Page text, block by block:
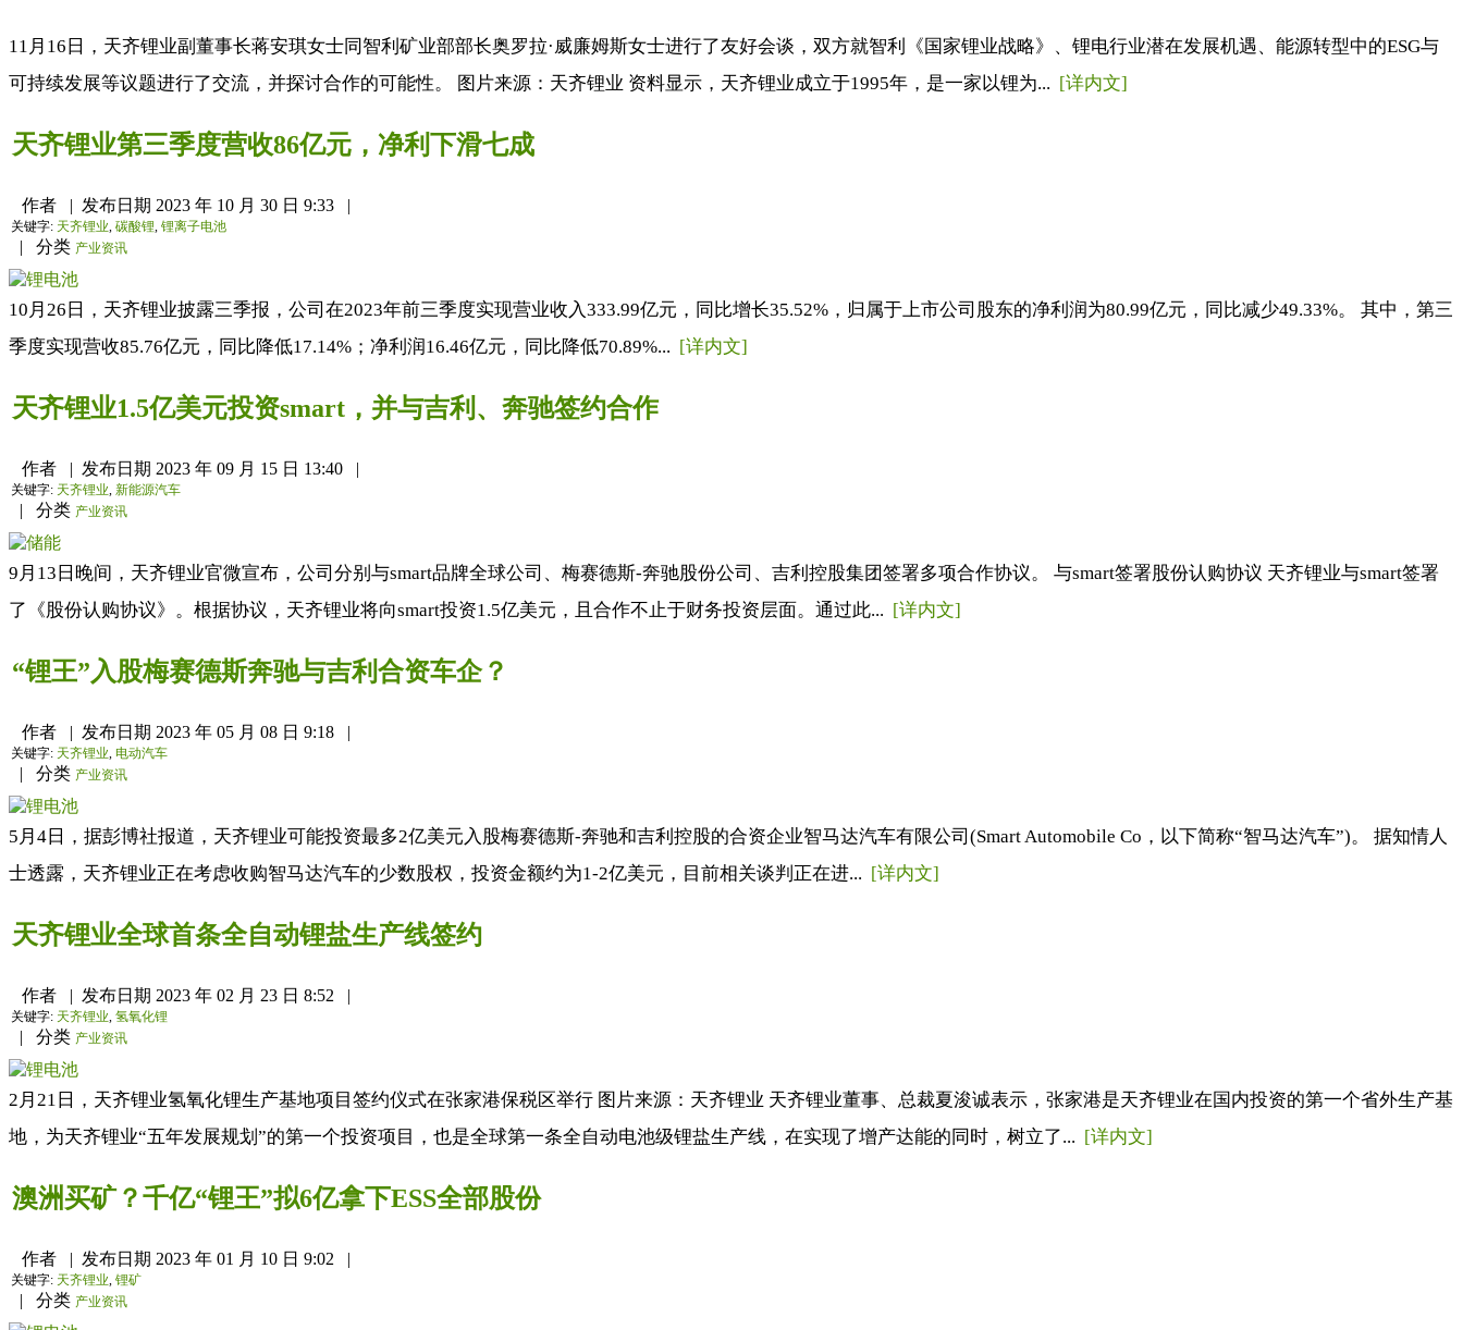
11月16日，天齐锂业副董事长蒋安琪女士同智利矿业部部长奥罗拉·威廉姆斯女士进行了友好会谈，双方就智利《国家锂业战略》、锂电行业潜在发展机遇、能源转型中的ESG与
可持续发展等议题进行了交流，并探讨合作的可能性。 图片来源：天齐锂业 资料显示，天齐锂业成立于1995年，是一家以锂为... [详内文]
天齐锂业第三季度营收86亿元，净利下滑七成
作者 | 发布日期 2023 年 10 月 30 日 9:33 |
关键字: 天齐锂业, 碳酸锂, 锂离子电池
| 分类 产业资讯
10月26日，天齐锂业披露三季报，公司在2023年前三季度实现营业收入333.99亿元，同比增长35.52%，归属于上市公司股东的净利润为80.99亿元，同比减少49.33%。 其中，第三
季度实现营收85.76亿元，同比降低17.14%；净利润16.46亿元，同比降低70.89%... [详内文]
天齐锂业1.5亿美元投资smart，并与吉利、奔驰签约合作
作者 | 发布日期 2023 年 09 月 15 日 13:40 |
关键字: 天齐锂业, 新能源汽车
| 分类 产业资讯
9月13日晚间，天齐锂业官微宣布，公司分别与smart品牌全球公司、梅赛德斯-奔驰股份公司、吉利控股集团签署多项合作协议。 与smart签署股份认购协议 天齐锂业与smart签署
了《股份认购协议》。根据协议，天齐锂业将向smart投资1.5亿美元，且合作不止于财务投资层面。通过此... [详内文]
“锂王”入股梅赛德斯奔驰与吉利合资车企？
作者 | 发布日期 2023 年 05 月 08 日 9:18 |
关键字: 天齐锂业, 电动汽车
| 分类 产业资讯
5月4日，据彭博社报道，天齐锂业可能投资最多2亿美元入股梅赛德斯-奔驰和吉利控股的合资企业智马达汽车有限公司(Smart Automobile Co，以下简称“智马达汽车”)。 据知情人
士透露，天齐锂业正在考虑收购智马达汽车的少数股权，投资金额约为1-2亿美元，目前相关谈判正在进... [详内文]
天齐锂业全球首条全自动锂盐生产线签约
作者 | 发布日期 2023 年 02 月 23 日 8:52 |
关键字: 天齐锂业, 氢氧化锂
| 分类 产业资讯
2月21日，天齐锂业氢氧化锂生产基地项目签约仪式在张家港保税区举行 图片来源：天齐锂业 天齐锂业董事、总裁夏浚诚表示，张家港是天齐锂业在国内投资的第一个省外生产基
地，为天齐锂业“五年发展规划”的第一个投资项目，也是全球第一条全自动电池级锂盐生产线，在实现了增产达能的同时，树立了... [详内文]
澳洲买矿？千亿“锂王”拟6亿拿下ESS全部股份
作者 | 发布日期 2023 年 01 月 10 日 9:02 |
关键字: 天齐锂业, 锂矿
| 分类 产业资讯